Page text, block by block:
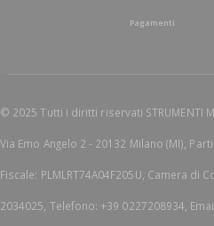
Pagamenti
© 2025 Tutti i diritti riservati STRUMENTI
Via Emo Angelo 2 - 20132 Milano (MI),
Fiscale: PLMLRT74A04F205U, Camera di
2034025, Telefono: +39 0227208934,